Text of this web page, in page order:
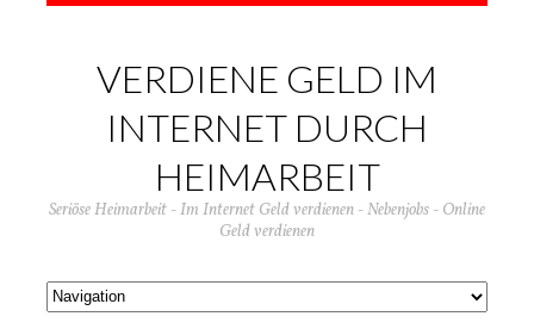
VERDIENE GELD IM
INTERNET DURCH
HEIMARBEIT
Seriöse Heimarbeit - Im Internet Geld verdienen - Nebenjobs - Online
Geld verdienen